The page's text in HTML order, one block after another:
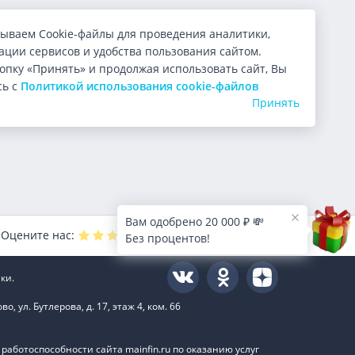
Оцените нас: 4.9из 5 (10000
ул. Бутлерова, д. 17, этаж 4, ком. 66
сайта mainfin.ru по оказанию услуг
Вам одобрено 20 000 ₽ 💸
Без процентов!
Cookie-файлы для проведения аналитики,
сервисов и удобства пользования сайтом.
«Принять» и продолжая использовать сайт, Вы
с Политикой использования cookie-файлов
Принять